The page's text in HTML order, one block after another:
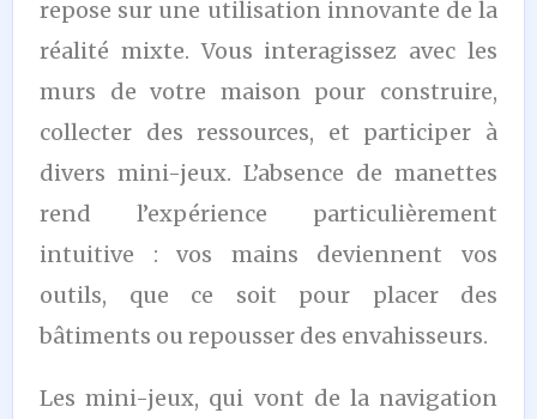
repose sur une utilisation innovante de la
réalité mixte. Vous interagissez avec les
murs de votre maison pour construire,
collecter des ressources, et participer à
divers mini-jeux. L’absence de manettes
rend l’expérience particulièrement
intuitive : vos mains deviennent vos
outils, que ce soit pour placer des
bâtiments ou repousser des envahisseurs.
Les mini-jeux, qui vont de la navigation